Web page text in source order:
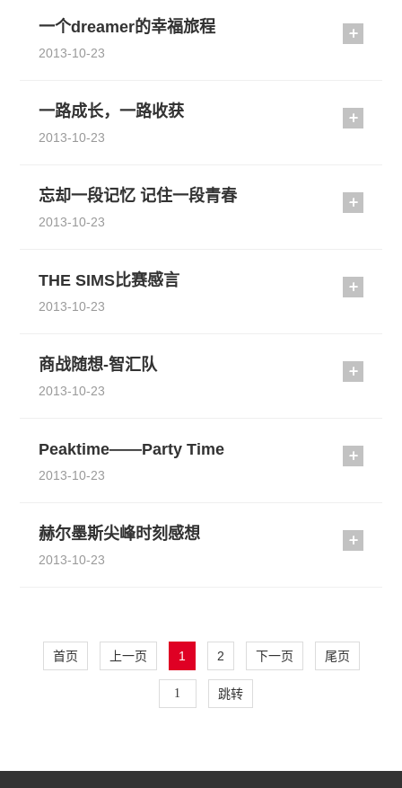
一个dreamer的幸福旅程
2013-10-23
一路成长，一路收获
2013-10-23
忘却一段记忆 记住一段青春
2013-10-23
THE SIMS比赛感言
2013-10-23
商战随想-智汇队
2013-10-23
Peaktime——Party Time
2013-10-23
赫尔墨斯尖峰时刻感想
2013-10-23
首页 上一页 1 2 下一页 尾页
跳转